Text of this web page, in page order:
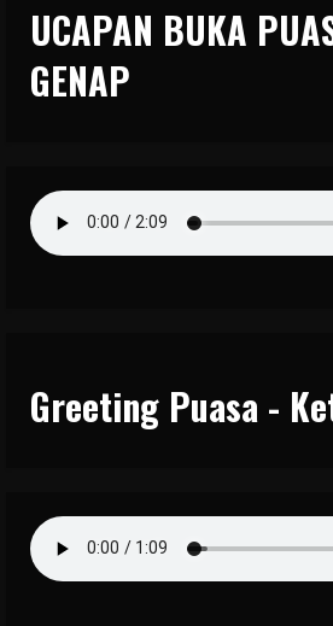
UCAPAN BUKA
GENAP
Greeting Puasa -